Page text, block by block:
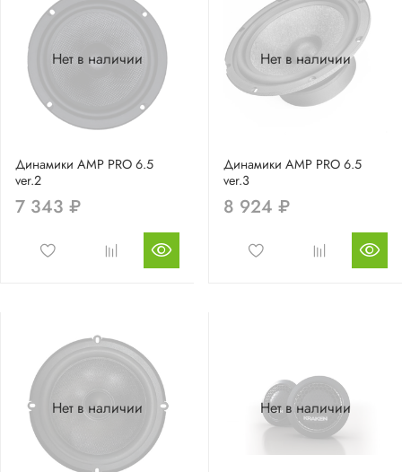
Нет в наличии
Динамики AMP PRO 6.5
ver.2
7 343 ₽
Нет в наличии
Динамики AMP PRO 6.5
ver.3
8 924 ₽
Нет в наличии Нет в наличии